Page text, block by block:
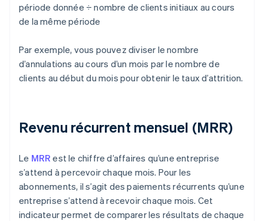
période donnée ÷ nombre de clients initiaux au cours
de la même période
Par exemple, vous pouvez diviser le nombre
d’annulations au cours d’un mois par le nombre de
clients au début du mois pour obtenir le taux d’attrition.
Revenu récurrent mensuel (MRR)
Le MRR est le chiffre d’affaires qu’une entreprise
s’attend à percevoir chaque mois. Pour les
abonnements, il s’agit des paiements récurrents qu’une
entreprise s’attend à recevoir chaque mois. Cet
indicateur permet de comparer les résultats de chaque